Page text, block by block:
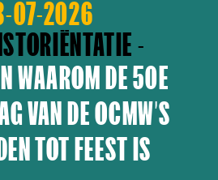
07-2026
-
WAAROM DE 50E
VAN DE OCMW’S
TOT FEEST IS